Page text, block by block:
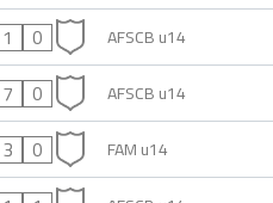
1 0
AFSCB u14
7 0
AFSCB u14
3 0
FAM u14